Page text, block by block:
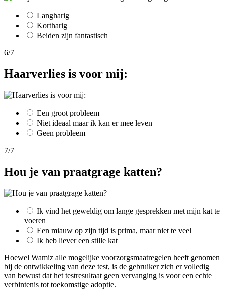
Langharig
Kortharig
Beiden zijn fantastisch
6/7
Haarverlies is voor mij:
Een groot probleem
Niet ideaal maar ik kan er mee leven
Geen probleem
7/7
Hou je van praatgrage katten?
Ik vind het geweldig om lange gesprekken met mijn kat te
voeren
Een miauw op zijn tijd is prima, maar niet te veel
Ik heb liever een stille kat
Hoewel Wamiz alle mogelijke voorzorgsmaatregelen heeft genomen
bij de ontwikkeling van deze test, is de gebruiker zich er volledig
van bewust dat het testresultaat geen vervanging is voor een echte
verbintenis tot toekomstige adoptie.